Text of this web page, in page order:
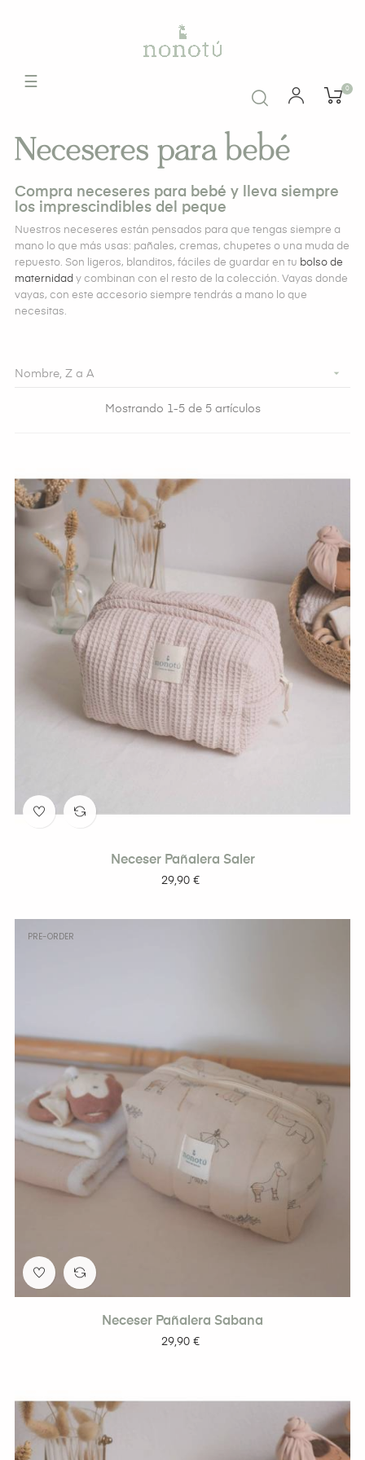
0
Navegación
☰
Neceseres para bebé
Compra neceseres para bebé y lleva siempre
los imprescindibles del peque
Nuestros neceseres están pensados para que tengas siempre a
mano lo que más usas: pañales, cremas, chupetes o una muda de
repuesto. Son ligeros, blanditos, fáciles de guardar en tu bolso de
maternidad y combinan con el resto de la colección. Vayas donde
vayas, con este accesorio siempre tendrás a mano lo que
necesitas.
Nombre, Z a A 
Mostrando 1-5 de 5 artículos
Neceser Pañalera Saler
Precio
29,90 €
PRE-ORDER
Neceser Pañalera Sabana
Precio
29,90 €